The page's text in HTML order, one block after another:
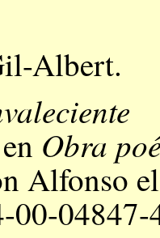
Albert.
Obra
Alfonso
00-04847-